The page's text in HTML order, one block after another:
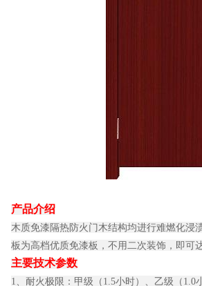
产品介绍
木质免漆隔热防火门木结构均进行难燃化浸
板为高档优质免漆板，不用二次装饰，即可
主要技术参数
1、耐火极限：甲级（1.5小时）、乙级（1.0